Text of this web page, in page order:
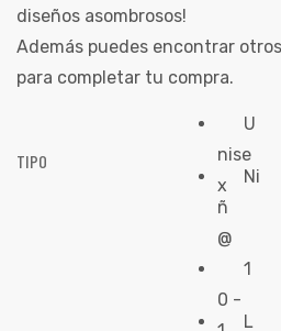
Entérate de ofertas exclusivas,
y más.
diseños asombrosos!
Además puedes encontrar
para completar tu compra.
TIPO
U
nise
x
Ni
ñ
@
1
0 -
L
|
tu
Store